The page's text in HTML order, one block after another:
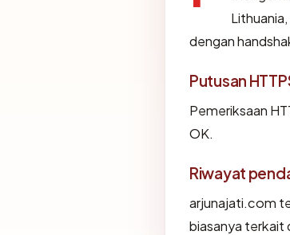
dengan
Putusan
Pemeriksaan
OK.
Riwayat
arjunajati.com
biasanya terkait